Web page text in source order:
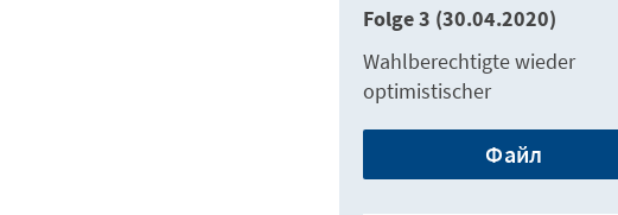
Folge 3 (30.04.2020)
Wahlberechtigte wieder
optimistischer
Файл